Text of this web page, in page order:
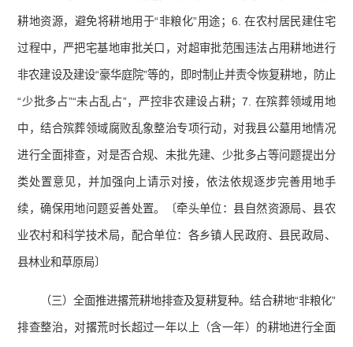
耕地资源，避免将耕地用于“非粮化”用途；6. 在农村居民建住宅
过程中，严把宅基地审批关口，对超审批范围违法占用耕地进行
非农建设及建设“豪华庭院”等的，即时制止并责令恢复耕地，防止
“少批多占”“未占乱占”，严控非农建设占耕；7. 在殡葬领域用地
中，结合殡葬领域腐败乱象整治专项行动，对我县公墓用地情况
进行全面排查，对是否合规、未批先建、少批多占等问题提出分
类处置意见，并加强向上请示对接，依法依规逐步完善用地手
续，确保用地问题妥善处置。〔牵头单位：县自然资源局、县农
业农村和科学技术局，配合单位：各乡镇人民政府、县民政局、
县林业和草原局〕
（三）全面推进撂荒耕地排查及复耕复种。结合耕地“非粮化”
排查整治，对撂荒时长超过一年以上（含一年）的耕地进行全面